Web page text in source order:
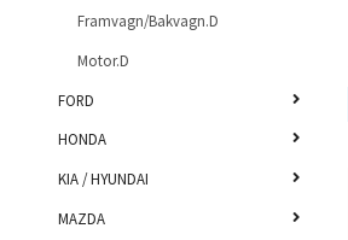
Framvagn/Bakvagn.D
Motor.D
FORD
HONDA
KIA / HYUNDAI
MAZDA